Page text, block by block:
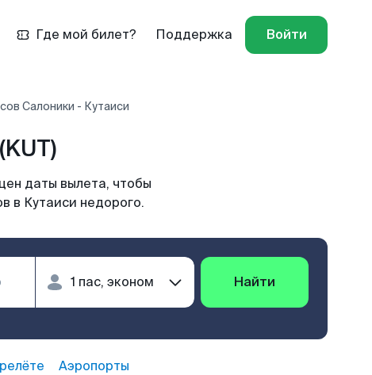
Где мой билет? Поддержка Войти
Салоники - Кутаиси
даты вылета, чтобы
в Кутаиси недорого.
Найти
Аэропорты